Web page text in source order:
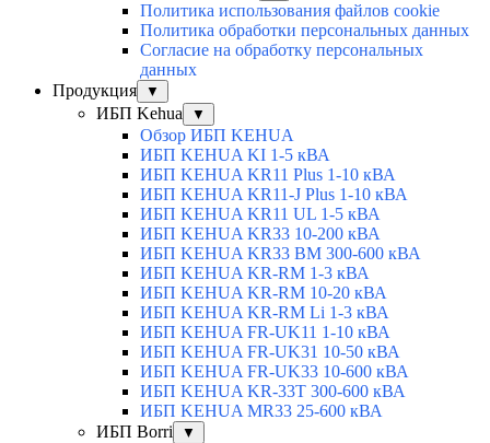
Политика использования файлов cookie
Политика обработки персональных данных
Согласие на обработку персональных
данных
Продукция
▼
ИБП Kehua ▼
Обзор ИБП KEHUA
ИБП KEHUA KI 1-5 кВА
ИБП KEHUA KR11 Plus 1-10 кВА
ИБП KEHUA KR11-J Plus 1-10 кВА
ИБП KEHUA KR11 UL 1-5 кВА
ИБП KEHUA KR33 10-200 кВА
ИБП KEHUA KR33 BM 300-600 кВА
ИБП KEHUA KR-RM 1-3 кВА
ИБП KEHUA KR-RM 10-20 кВА
ИБП KEHUA KR-RM Li 1-3 кВА
ИБП KEHUA FR-UK11 1-10 кВА
ИБП KEHUA FR-UK31 10-50 кВА
ИБП KEHUA FR-UK33 10-600 кВА
ИБП KEHUA KR-33T 300-600 кВА
ИБП KEHUA MR33 25-600 кВА
ИБП Borri
▼